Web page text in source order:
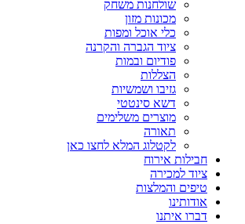
שולחנות משחק
מכונות מזון
כלי אוכל ומפות
ציוד הגברה והקרנה
פודיום ובמות
הצללות
גזיבו ושמשיות
דשא סינטטי
מוצרים משלימים
תאורה
לקטלוג המלא לחצו כאן
חבילות אירוח
ציוד למכירה
טיפים והמלצות
אודותינו
דברו איתנו